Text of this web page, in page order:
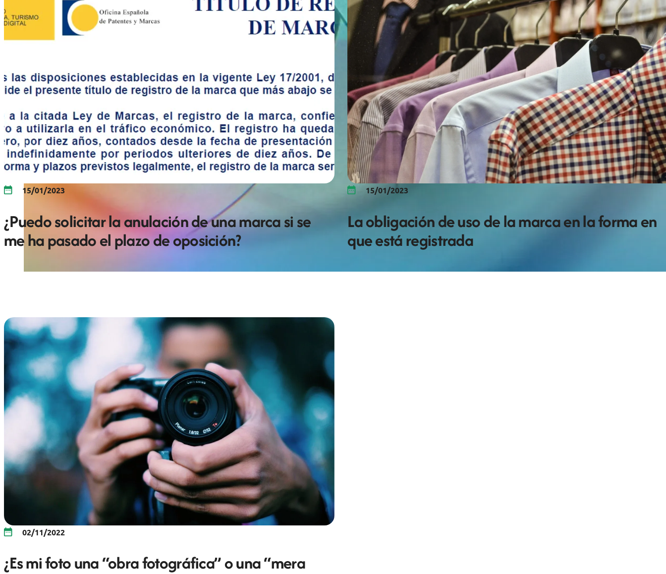
15/01/2023
¿Puedo solicitar la anulación de una marca si se
me ha pasado el plazo de oposición?
15/01/2023
La obligación de uso de la marca en la forma en
que está registrada
02/11/2022
¿Es mi foto una “obra fotográfica” o una “mera